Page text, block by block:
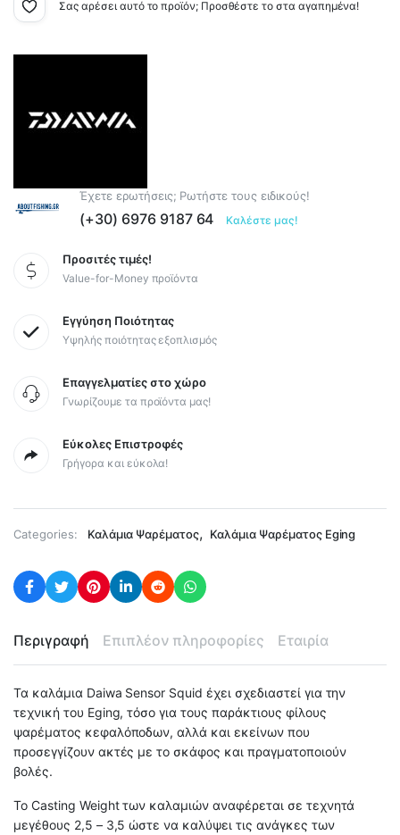
Σας αρέσει αυτό το προϊόν; Προσθέστε το στα αγαπημένα!
Έχετε ερωτήσεις; Ρωτήστε τους ειδικούς!
(+30) 6976 9187 64 Καλέστε μας!
Προσιτές τιμές!
Value-for-Money προϊόντα
Εγγύηση Ποιότητας
Υψηλής ποιότητας εξοπλισμός
Επαγγελματίες στο χώρο
Γνωρίζουμε τα προϊόντα μας!
Εύκολες Επιστροφές
Γρήγορα και εύκολα!
Categories: Καλάμια Ψαρέματος, Καλάμια Ψαρέματος Eging
Περιγραφή Επιπλέον πληροφορίες Εταιρία
Τα καλάμια Daiwa Sensor Squid έχει σχεδιαστεί για την
τεχνική του Eging, τόσο για τους παράκτιους φίλους
ψαρέματος κεφαλόποδων, αλλά και εκείνων που
προσεγγίζουν ακτές με το σκάφος και πραγματοποιούν
βολές.
Το Casting Weight των καλαμιών αναφέρεται σε τεχνητά
μεγέθους 2,5 – 3,5 ώστε να καλύψει τις ανάγκες των